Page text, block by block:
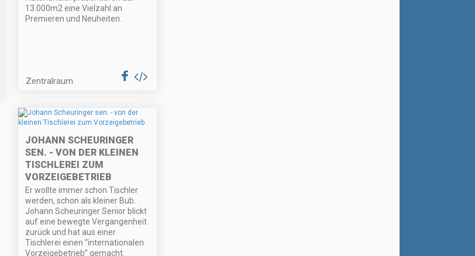
13.000m2 eine Vielzahl an
Premieren und Neuheiten.
Zentralraum
JOHANN SCHEURINGER
SEN. - VON DER KLEINEN
TISCHLEREI ZUM
VORZEIGEBETRIEB
Er wollte immer schon Tischler
werden, schon als kleiner Bub.
Johann Scheuringer Senior blickt
auf eine bewegte Vergangenheit
zurück und hat aus einer
Tischlerei einen “internationalen
Vorzeigebetrieb” gemacht.